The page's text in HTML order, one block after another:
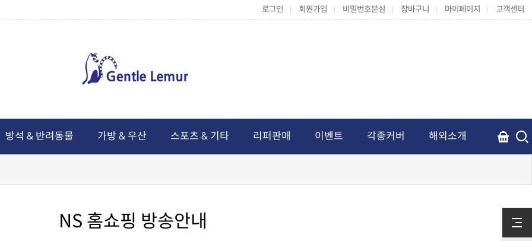
로그인 회원가입 비밀번호분실 장바구니 마이페이지 고객센터
방석 & 반려동물 가방 & 우산 스포츠 & 기타 리퍼판매 이벤트 각종커버 해외소개
NS 홈쇼핑 방송안내